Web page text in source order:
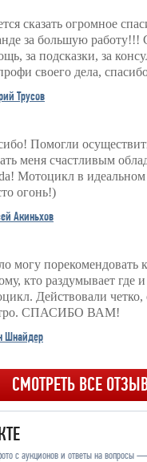
сказать огромное
за большую работу!!!
за подсказки, за
своего дела,
Трусов
Помогли
меня счастливым
Мотоцикл в идеальном
огонь!)
Акиньхов
могу порекомендовать
кто раздумывает где
Действовали
СПАСИБО ВАМ!
Шнайдер
СМОТРЕТЬ ВСЕ
с аукционов и ответы на вопросы